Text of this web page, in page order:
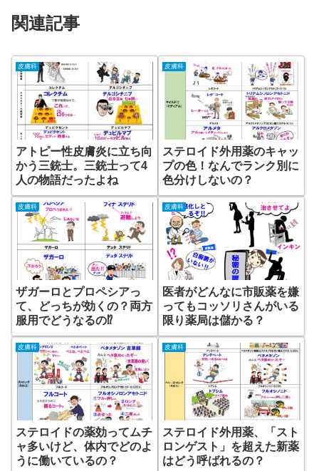
関連記事
皮膚科
アトピー性皮膚炎に立ち向
かう三銃士。三銃士って4
人の物語だったよね
皮膚科
ステロイド外用薬のキャッ
プの色！なんでランク別に
色分けしないの？
皮膚科
ザガーロとプロペシアっ
て、どっちが効くの？両方
服用でどうなるの⁉
皮膚科
医者がどんなに市販薬を嫌
ってもコッソリさんがいる
限り薬局は儲かる？
皮膚科
ステロイドの薬効ってムチ
ャ多いけど、体内でどのよ
うに働いているの？
皮膚科
ステロイド外用薬、「スト
ロンゲスト」を超えた新薬
はどう呼ばれるの？